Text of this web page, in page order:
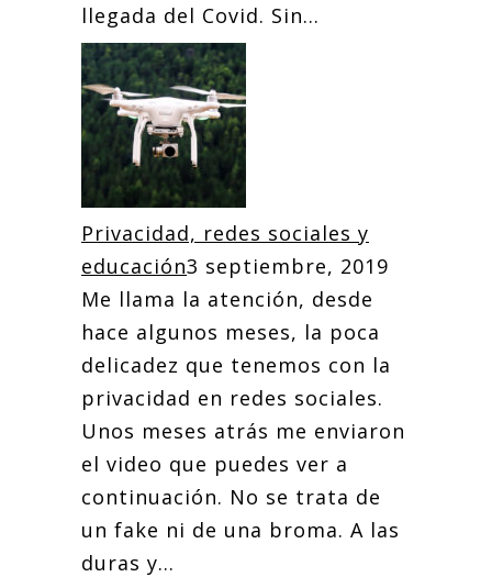
llegada del Covid. Sin...
Privacidad, redes sociales y
educación3 septiembre, 2019
Me llama la atención, desde
hace algunos meses, la poca
delicadez que tenemos con la
privacidad en redes sociales.
Unos meses atrás me enviaron
el video que puedes ver a
continuación. No se trata de
un fake ni de una broma. A las
duras y...